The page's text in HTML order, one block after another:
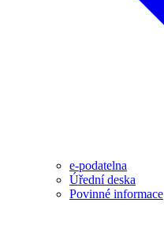
e-podatelna
Úřední deska
Povinné informace